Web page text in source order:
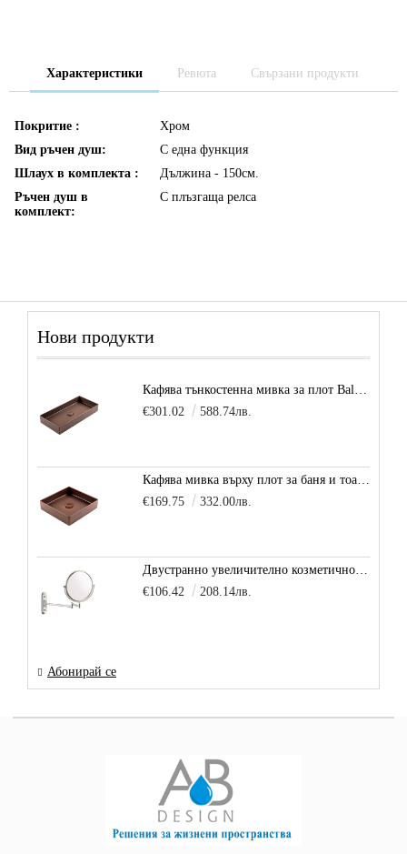
Характеристики Ревюта Свързани продукти
Покритие :
Хром
Вид ръчен душ:
С една функция
Шлаух в комплекта :
Дължина - 150см.
Ръчен душ в
комплект:
С плъзгаща релса
Нови продукти
Кафява тънкостенна мивка за плот Balance, цвят - карамел
€301.02
588.74лв.
Кафява мивка върху плот за баня и тоалетна Decente, цвят - карамел
€169.75
332.00лв.
Двустранно увеличително козметично огледало за баня Vitra Arkitekt
€106.42
208.14лв.
Абонирай се